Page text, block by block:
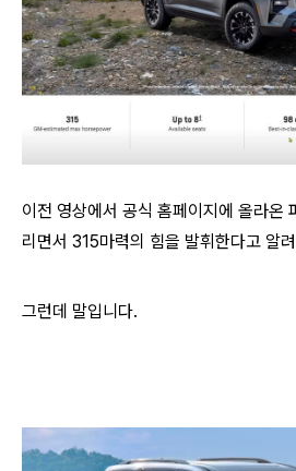
이전 영상에서 공식 홈페이지에 올라온
리면서 315마력의 힘을 발휘한다고 알
그런데 말입니다.